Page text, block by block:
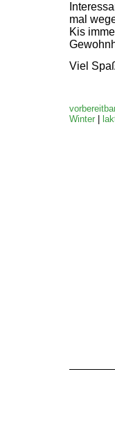
mal
Kis
Viel
Winter